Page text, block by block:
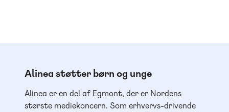
Alinea støtter børn og unge
Alinea er en del af Egmont, der er Nordens
største mediekoncern. Som erhvervs-drivende